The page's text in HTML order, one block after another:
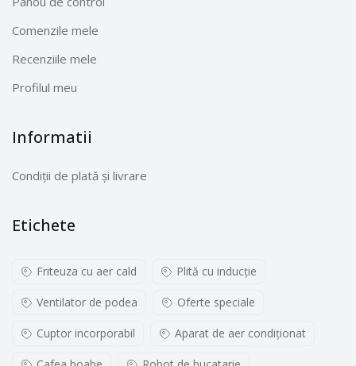
Comenzile mele
Recenziile mele
Profilul meu
Informatii
Condiții de plată și livrare
Etichete
Friteuza cu aer cald Plită cu inducţie
Ventilator de podea Oferte speciale
Cuptor incorporabil Aparat de aer condiționat